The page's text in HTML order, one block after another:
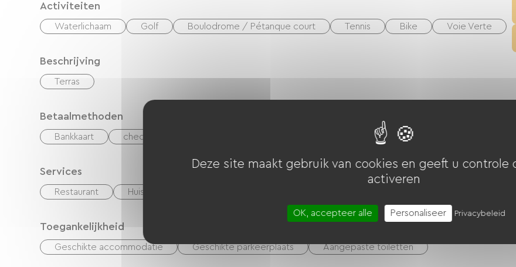
Activiteiten
Waterlichaam Golf Boulodrome / Pétanque court Tennis Bike Voie Verte
Beschrijving
Terras
Betaalmethoden
Bankkaart checks Restaurantkaartjes
Services
Restaurant Huisdieren toegelaten
Toegankelijkheid
Geschikte accommodatie Geschikte parkeerplaats Aangepaste toiletten
Deze site maakt gebruik van cookies en geeft u controle
activeren
OK, accepteer alle Personaliseer Privacybeleid